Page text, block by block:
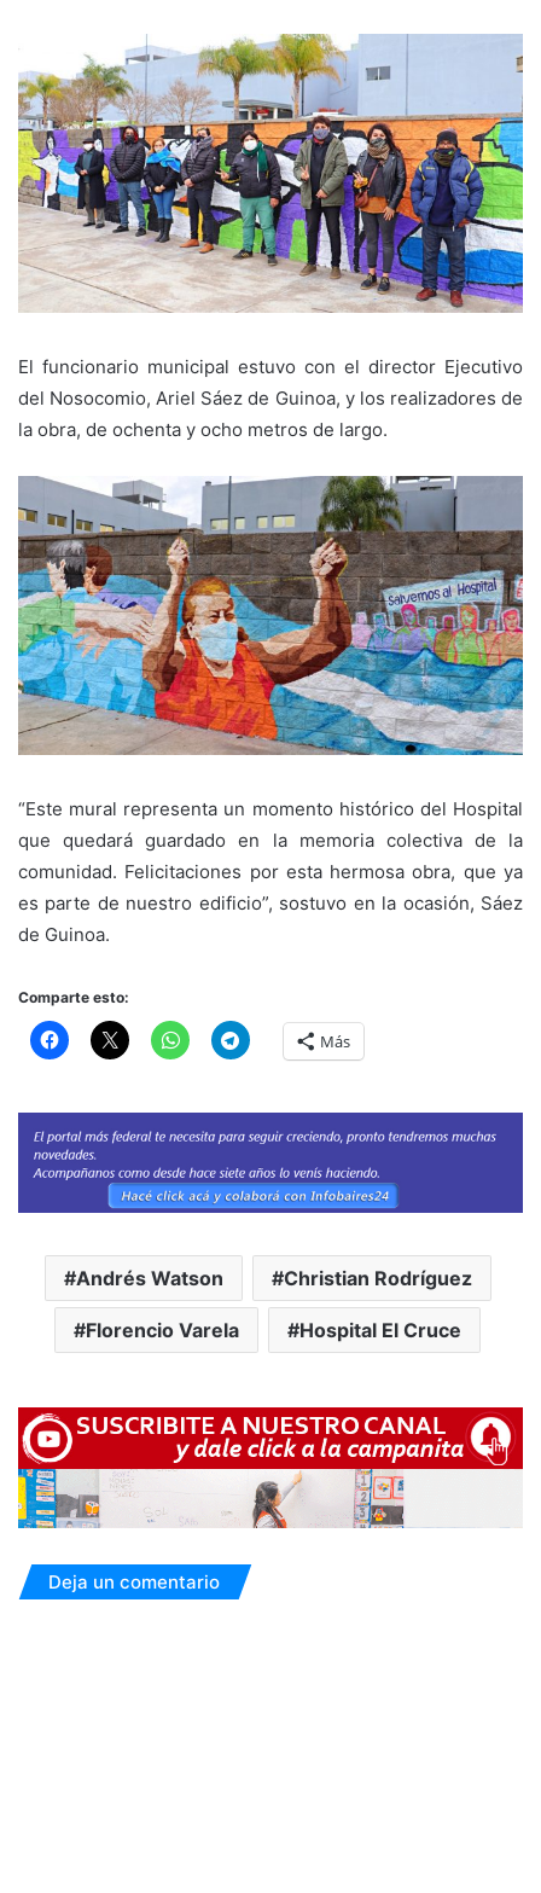
El funcionario municipal estuvo con el director Ejecutivo
del Nosocomio, Ariel Sáez de Guinoa, y los realizadores de
la obra, de ochenta y ocho metros de largo.
“Este mural representa un momento histórico del Hospital
que quedará guardado en la memoria colectiva de la
comunidad. Felicitaciones por esta hermosa obra, que ya
es parte de nuestro edificio”, sostuvo en la ocasión, Sáez
de Guinoa.
Comparte esto:
Más
Andrés Watson Christian Rodríguez
Florencio Varela Hospital El Cruce
Deja un comentario